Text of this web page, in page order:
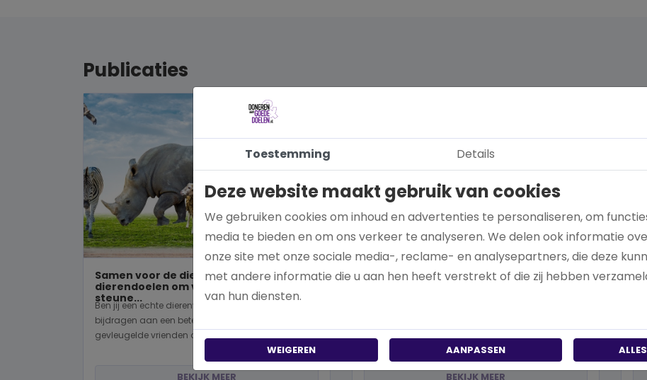
Publicaties
Samen voor de dieren: De mooiste
dierendoelen om vandaag nog te
steune...
Ben jij een echte dierenvriend en wil je graag
bijdragen aan een betere wereld voor viervoeters,
gevleugelde vrienden of wild...
BEKIJK MEER
Hoe kies je een goed doel dat écht bij je
BEKIJK MEER
Is
Toestemming Details
Deze website maakt gebruik van cookies
We gebruiken cookies om inhoud en advertenties te personaliseren, om
media te bieden en om ons verkeer te analyseren. We delen ook informatie
onze site met onze sociale media-, reclame- en analysepartners, die deze
met andere informatie die u aan hen heeft verstrekt of die zij hebben
van hun diensten.
WEIGEREN AANPASSEN